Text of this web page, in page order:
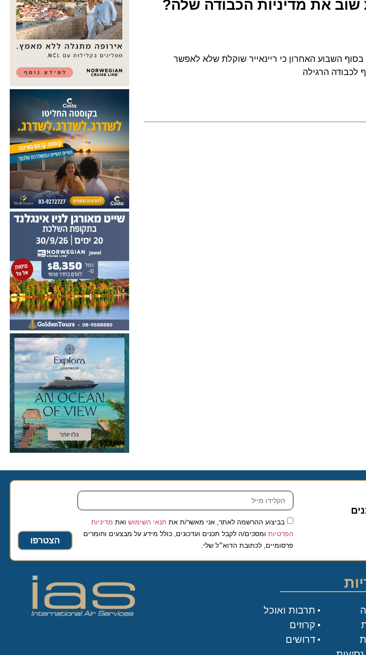
את מדיניות הכבודה שלה?
השבוע האחרון כי ריינאייר שוקלת שלא לאפשר
הרגילה
בביצוע ההרשמה לאתר, אני מאשר/ת אתתנאי השימושואת מדיניות
הפרטיותומסכים/ה לקבל תכנים ועדכונים, כולל מידע על מבצעים וחומרים
פרסומיים, לכתובת הדוא״ל שלי.
הצטרפו
תרבות ואוכל
קרוזים
דרושים